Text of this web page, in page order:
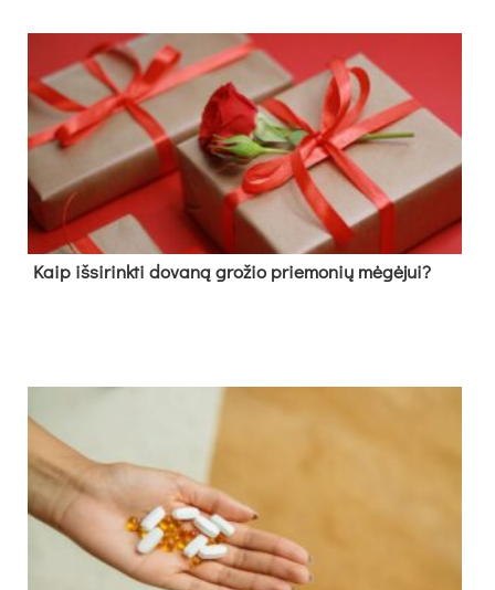
Kaip išsirinkti dovaną grožio priemonių mėgėjui?